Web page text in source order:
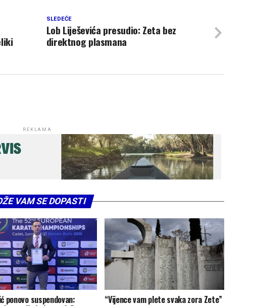
SLEDEĆE
Lob Liješevića presudio: Zeta bez
direktnog plasmana
REKLAMA
VAM SE DOPASTI
ponovo suspendovan: “Vijence vam plete svaka zora Zete”